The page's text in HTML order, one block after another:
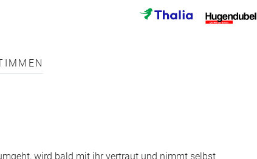
wird bald mit ihr vertraut und nimmt selbst